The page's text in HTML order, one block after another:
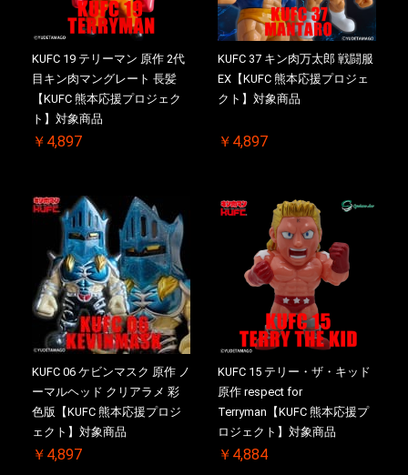
KUFC 19 テリーマン 原作 2代
目キン肉マングレート 長髪
【KUFC 熊本応援プロジェク
ト】対象商品
￥4,897
KUFC 37 キン肉万太郎 戦闘服
EX【KUFC 熊本応援プロジェ
クト】対象商品
￥4,897
KUFC 06 ケビンマスク 原作 ノ
ーマルヘッド クリアラメ 彩
色版【KUFC 熊本応援プロジ
ェクト】対象商品
￥4,897
KUFC 15 テリー・ザ・キッド
原作 respect for
Terryman【KUFC 熊本応援プ
ロジェクト】対象商品
￥4,884